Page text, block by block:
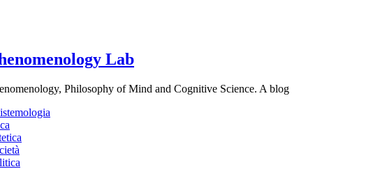
Lab
Philosophy of Mind and Cognitive Science. A blog